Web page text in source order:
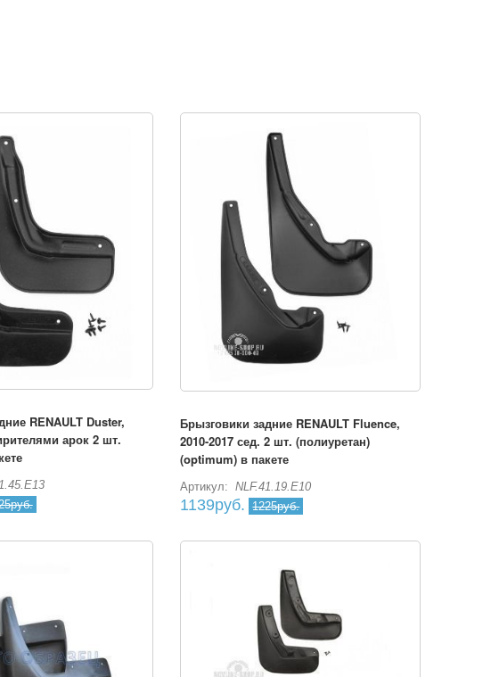
RENAULT Duster,
арок 2 шт.
Брызговики задние RENAULT Fluence,
2010-2017 сед. 2 шт. (полиуретан)
(optimum) в пакете
Артикул: NLF.41.19.E10
1139руб. 1225руб.